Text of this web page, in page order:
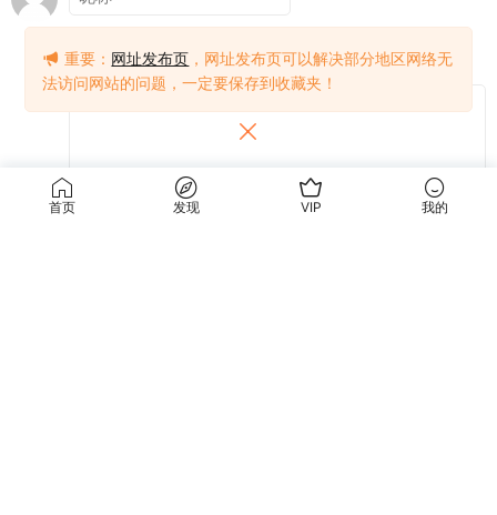
首页 发现 VIP 我的
重要： 网址发布页 ，网址发布页可以解决部分地区网络无
法访问网站的问题，一定要保存到收藏夹！